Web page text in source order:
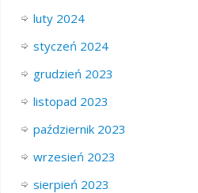
luty 2024
styczeń 2024
grudzień 2023
listopad 2023
październik 2023
wrzesień 2023
sierpień 2023